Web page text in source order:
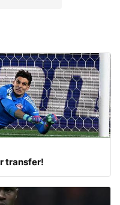
transfer!